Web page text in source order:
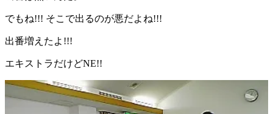
でもね!!! そこで出るのが悪だよね!!!
出番増えたよ!!!
エキストラだけどNE!!